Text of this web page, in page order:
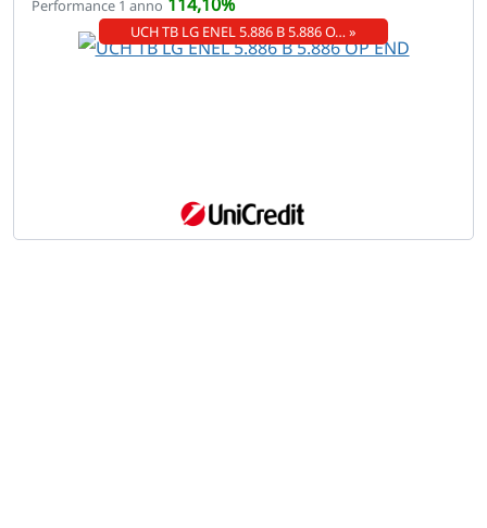
Performance 1 anno
UCH TB LG ENEL 5.886 B 5.886 O… »